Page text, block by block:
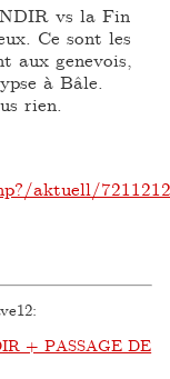
vs la Fin
Ce sont les
aux genevois,
à Bâle.
rien.
aktuell/
+ PASSAGE DE